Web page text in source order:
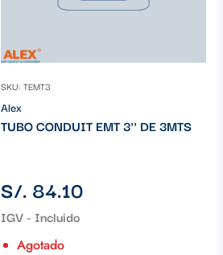
SKU: TEMT3
Alex
TUBO CONDUIT EMT 3'' DE 3MTS
Precio
regular
S/. 84.10
Agotado